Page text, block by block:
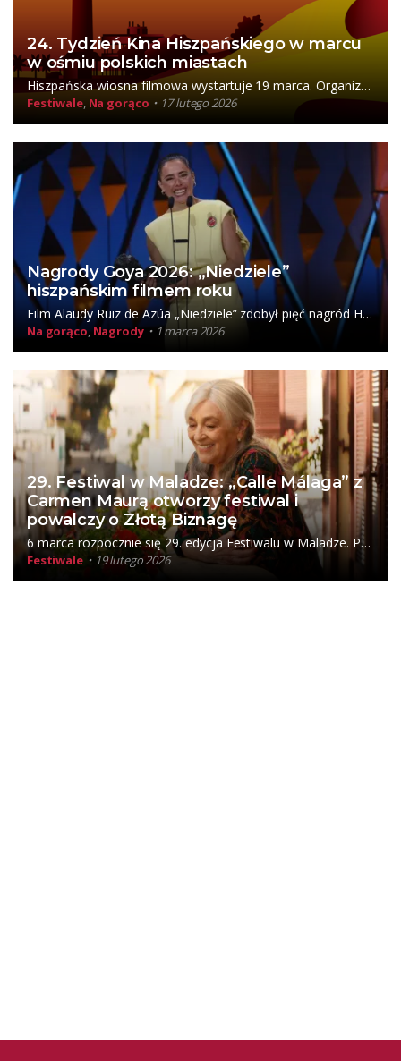
24. Tydzień Kina Hiszpańskiego w marcu
w ośmiu polskich miastach
Hiszpańska wiosna filmowa wystartuje 19 marca. Organizatorzy festiwalu ujawnili daty oraz plakat, którego motywem przewodnim jest wyspa Gran Canaria.
Festiwale, Na gorąco 17 lutego 2026
Nagrody Goya 2026: „Niedziele”
hiszpańskim filmem roku
Film Alaudy Ruiz de Azúa „Niedziele” zdobył pięć nagród Hiszpańskiej Akademii Filmowej w tym najważniejszą, dla najlepszego filmu.
Na gorąco,Nagrody 1 marca 2026
29. Festiwal w Maladze: „Calle Málaga” z
Carmen Maurą otworzy festiwal i
powalczy o Złotą Biznagę
6 marca rozpocznie się 29. edycja Festiwalu w Maladze. Przedstawiamy listę hiszpańsko i portugalskojęzycznych filmów, które powalczą o Złotą Biznagę.
Festiwale 19 lutego 2026